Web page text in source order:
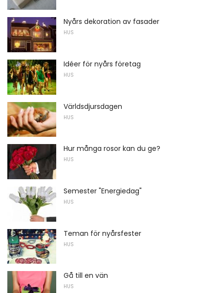
Nyårs dekoration av fasader
HUS
Idéer för nyårs företag
HUS
Världsdjursdagen
HUS
Hur många rosor kan du ge?
HUS
Semester "Energiedag"
HUS
Teman för nyårsfester
HUS
Gå till en vän
HUS